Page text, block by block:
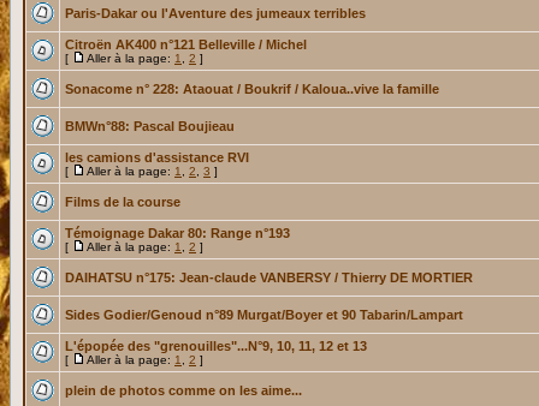
Paris-Dakar ou l'Aventure des jumeaux terribles
Citroën AK400 n°121 Belleville / Michel
[ Aller à la page: 1 2 ]
Sonacome n° 228: Ataouat / Boukrif / Kaloua..vive la famille
BMWn°88: Pascal Boujieau
les camions d'assistance RVI
[ Aller à la page: 1 2 3 ]
Films de la course
Témoignage Dakar 80: Range n°193
[ Aller à la page: 1 2 ]
DAIHATSU n°175: Jean-claude VANBERSY / Thierry DE MORTIER
Sides Godier/Genoud n°89 Murgat/Boyer et 90 Tabarin/Lampart
L'épopée des "grenouilles"...N°9, 10, 11, 12 et 13
[ Aller à la page: 1 2 ]
plein de photos comme on les aime...